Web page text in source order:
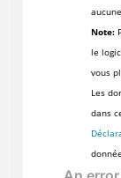
Note:
le
vous
Les
dans